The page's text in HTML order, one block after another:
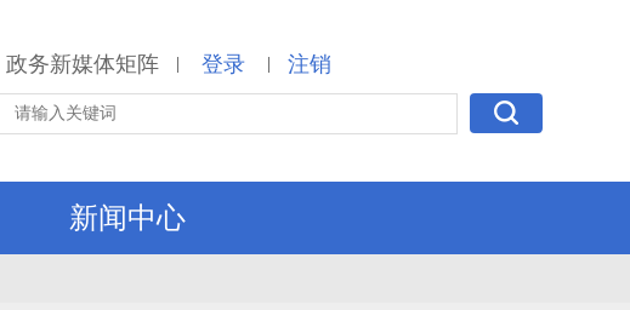
政务新媒体矩阵 | 登录 | 注销
新闻中心